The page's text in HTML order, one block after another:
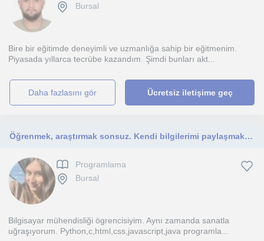
Bursal
Bire bir eğitimde deneyimli ve uzmanlığa sahip bir eğitmenim.
Piyasada yıllarca tecrübe kazandım. Şimdi bunları akt...
daha fazlasını gör Ücretsiz iletişime geç
Öğrenmek, araştırmak sonsuz. Kendi bilgilerimi paylaşmaktan mutluluk duyarım.
Programlama
Bursal
Bilgisayar mühendisliği ögrencisiyim. Aynı zamanda sanatla
uğraşıyorum. Python,c,html,css,javascript,java programla...